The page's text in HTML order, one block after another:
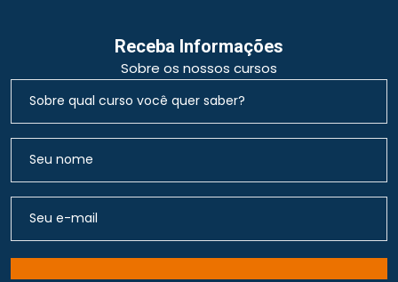
Receba Informações
Sobre os nossos cursos